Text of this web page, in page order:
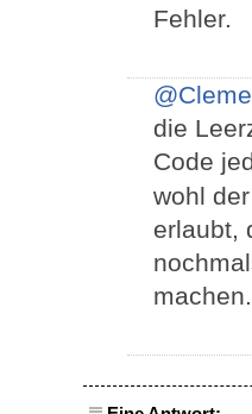
Fehler.
die
Code
wohl
erlaubt,
machen.